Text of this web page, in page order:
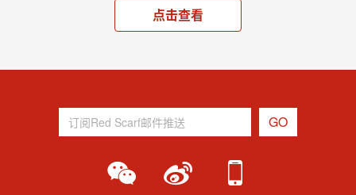
点击查看